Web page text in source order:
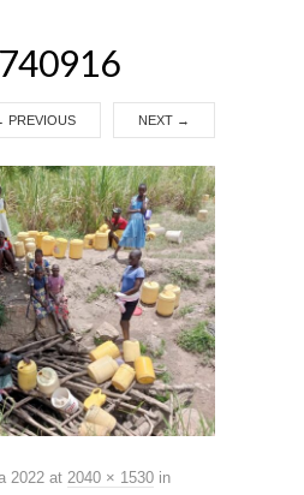
PREVIOUS NEXT →
2022 at 2040 × 1530 in